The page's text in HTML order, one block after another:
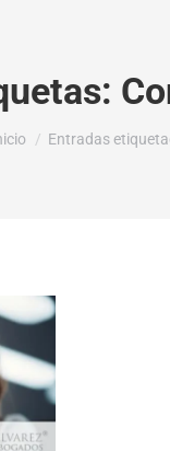
aquí:Entradas